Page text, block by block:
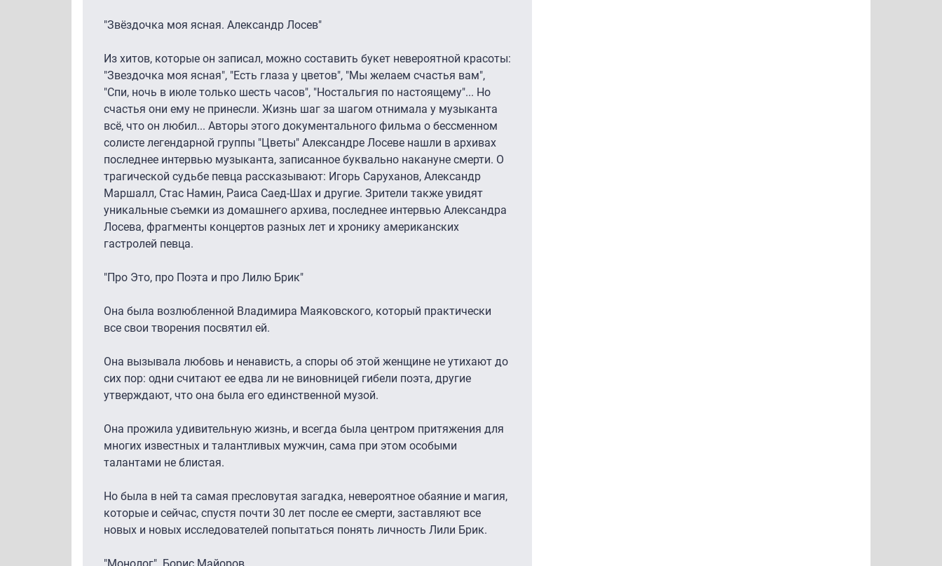
"Звёздочка моя ясная. Александр Лосев"
Из хитов, которые он записал, можно составить букет невероятной красоты:
"Звездочка моя ясная", "Есть глаза у цветов", "Мы желаем счастья вам",
"Спи, ночь в июле только шесть часов", "Ностальгия по настоящему"... Но
счастья они ему не принесли. Жизнь шаг за шагом отнимала у музыканта
всё, что он любил... Авторы этого документального фильма о бессменном
солисте легендарной группы "Цветы" Александре Лосеве нашли в архивах
последнее интервью музыканта, записанное буквально накануне смерти. О
трагической судьбе певца рассказывают: Игорь Саруханов, Александр
Маршалл, Стас Намин, Раиса Саед-Шах и другие. Зрители также увидят
уникальные съемки из домашнего архива, последнее интервью Александра
Лосева, фрагменты концертов разных лет и хронику американских
гастролей певца.
"Про Это, про Поэта и про Лилю Брик"
Она была возлюбленной Владимира Маяковского, который практически
все свои творения посвятил ей.
Она вызывала любовь и ненависть, а споры об этой женщине не утихают до
сих пор: одни считают ее едва ли не виновницей гибели поэта, другие
утверждают, что она была его единственной музой.
Она прожила удивительную жизнь, и всегда была центром притяжения для
многих известных и талантливых мужчин, сама при этом особыми
талантами не блистая.
Но была в ней та самая пресловутая загадка, невероятное обаяние и магия,
которые и сейчас, спустя почти 30 лет после ее смерти, заставляют все
новых и новых исследователей попытаться понять личность Лили Брик.
"Монолог". Борис Майоров